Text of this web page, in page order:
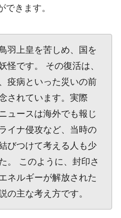
できます。
羽上皇を苦しめ、国を
怪です。 その復活は、
疫病といった災いの前
されています。実際
ュースは海外でも報じ
イナ侵攻など、当時の
びつけて考える人も少
。 このように、封印さ
ネルギーが解放された
の主な考え方です。